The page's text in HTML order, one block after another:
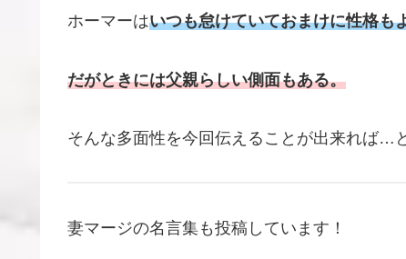
ホーマーはいつも怠けていておまけに性格も
だがときには父親らしい側面もある。
そんな多面性を今回伝えることが出来れば…
妻マージの名言集も投稿しています！